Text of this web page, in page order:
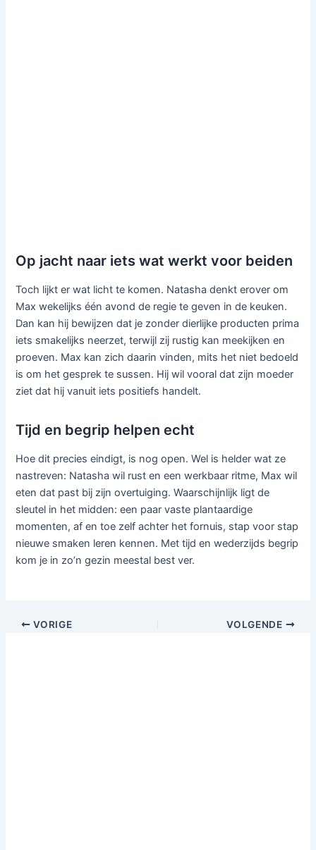
Op jacht naar iets wat werkt voor beiden
Toch lijkt er wat licht te komen. Natasha denkt erover om
Max wekelijks één avond de regie te geven in de keuken.
Dan kan hij bewijzen dat je zonder dierlijke producten prima
iets smakelijks neerzet, terwijl zij rustig kan meekijken en
proeven. Max kan zich daarin vinden, mits het niet bedoeld
is om het gesprek te sussen. Hij wil vooral dat zijn moeder
ziet dat hij vanuit iets positiefs handelt.
Tijd en begrip helpen echt
Hoe dit precies eindigt, is nog open. Wel is helder wat ze
nastreven: Natasha wil rust en een werkbaar ritme, Max wil
eten dat past bij zijn overtuiging. Waarschijnlijk ligt de
sleutel in het midden: een paar vaste plantaardige
momenten, af en toe zelf achter het fornuis, stap voor stap
nieuwe smaken leren kennen. Met tijd en wederzijds begrip
kom je in zo’n gezin meestal best ver.
VORIGE VOLGENDE